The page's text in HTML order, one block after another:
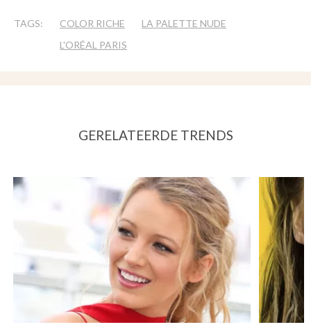
TAGS: COLOR RICHE
LA PALETTE NUDE
L'ORÉAL PARIS
GERELATEERDE TRENDS